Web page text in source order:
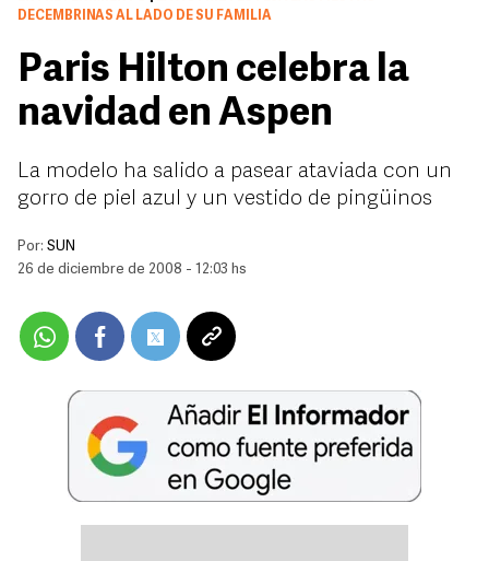
DECEMBRINAS AL LADO DE SU FAMILIA
Paris Hilton celebra la
navidad en Aspen
La modelo ha salido a pasear ataviada con un
gorro de piel azul y un vestido de pingüinos
Por: SUN
26 de diciembre de 2008 - 12:03 hs